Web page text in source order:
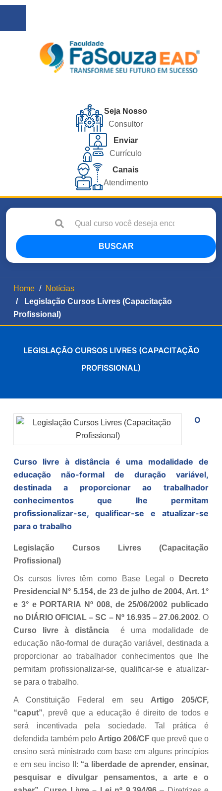
Seja Nosso
Consultor
Enviar
Currículo
Canais
Atendimento
BUSCAR
Home
Notícias
Legislação Cursos Livres (Capacitação
Profissional)
LEGISLAÇÃO CURSOS LIVRES (CAPACITAÇÃO
PROFISSIONAL)
O
Curso livre à distância é uma modalidade de
educação não-formal de duração variável,
destinada a proporcionar ao trabalhador
conhecimentos que lhe permitam
profissionalizar-se, qualificar-se e atualizar-se
para o trabalho
Legislação Cursos Livres (Capacitação
Profissional)
Os cursos livres têm como Base Legal o
Decreto
Presidencial N° 5.154, de 23 de julho de 2004, Art. 1°
e 3° e PORTARIA Nº 008, de 25/06/2002 publicado
no DIÁRIO OFICIAL – SC – Nº 16.935 – 27.06.2002. O
Curso livre à distânciaé uma modalidade de
educação não-formal de duração variável, destinada a
proporcionar ao trabalhador conhecimentos que lhe
permitam profissionalizar-se, qualificar-se e atualizar-
se para o trabalho.
A Constituição Federal em seu Artigo 205/CF,
“caput”, prevê que a educação é direito de todos e
será incentivada pela sociedade. Tal prática é
defendida também pelo Artigo 206/CF que prevê que o
ensino será ministrado com base em alguns princípios
e em seu inciso II: “a liberdade de aprender, ensinar,
pesquisar e divulgar pensamentos, a arte e o